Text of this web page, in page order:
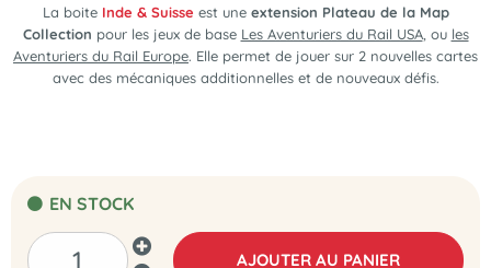
La boite Inde & Suisse est une extension Plateau de la Map
Collection pour les jeux de base Les Aventuriers du Rail USA, ou les
Aventuriers du Rail Europe. Elle permet de jouer sur 2 nouvelles cartes
avec des mécaniques additionnelles et de nouveaux défis.
EN STOCK
AJOUTER AU PANIER